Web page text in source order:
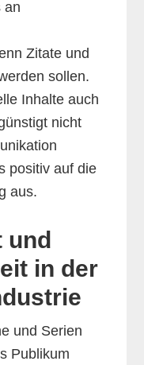
an
Zitate und
sollen.
Inhalte auch
nicht
positiv auf die
aus.
in der
und Serien
Publikum